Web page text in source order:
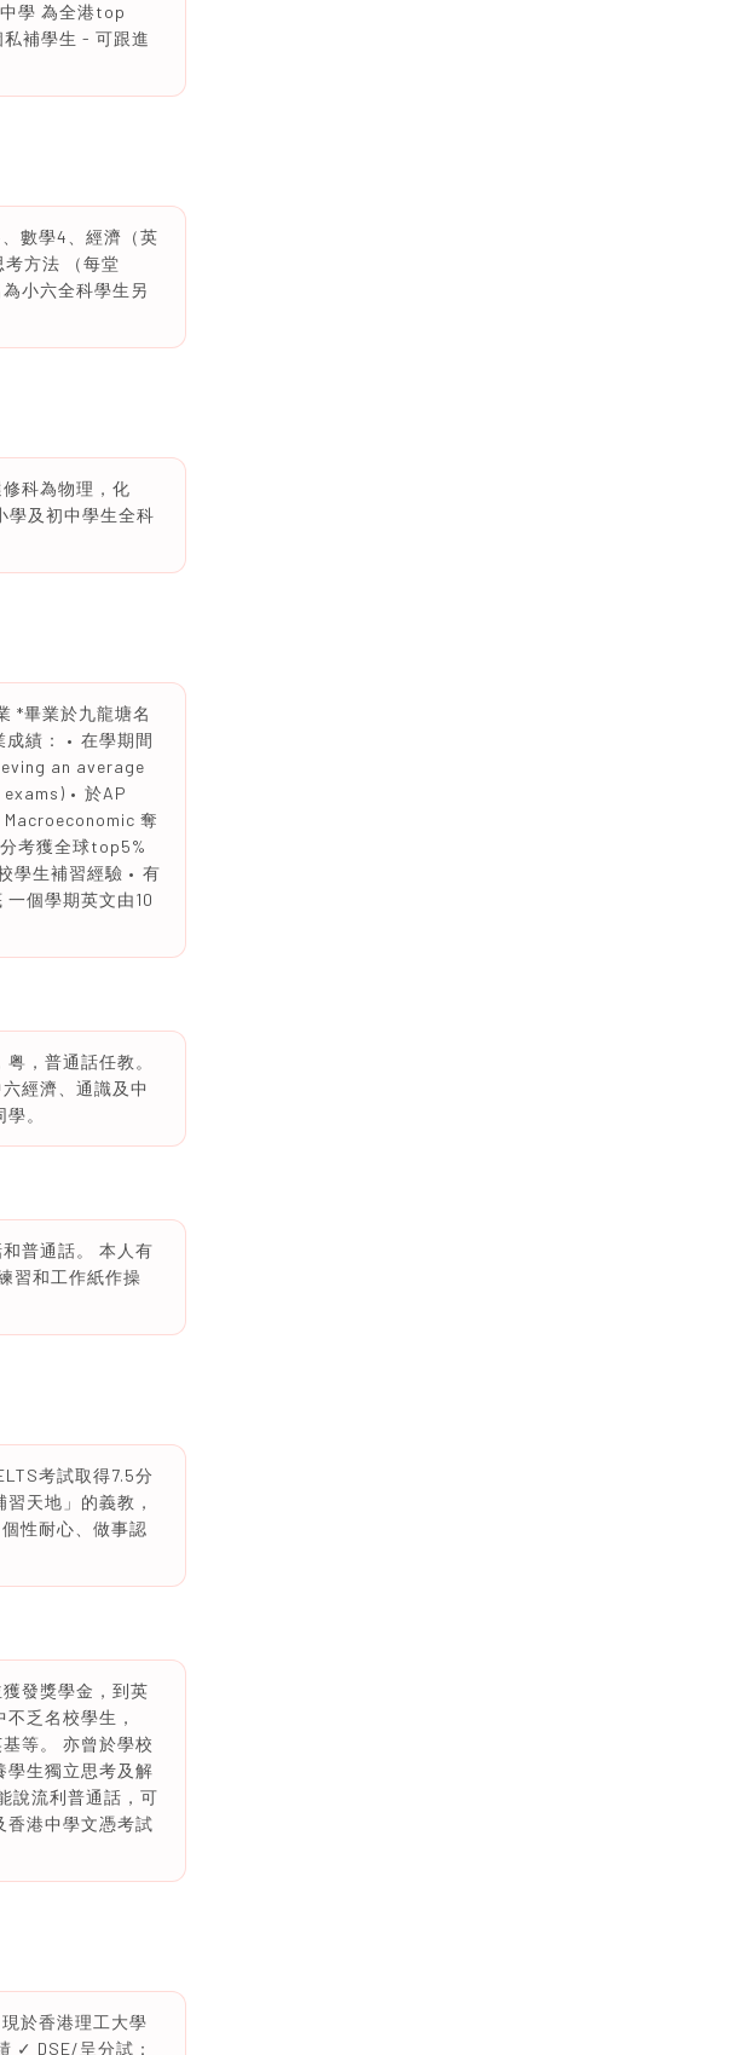
學 為全港top
補學生 - 可跟進
數學4、經濟（英
方法 （每堂
小六全科學生另
科為物理，化
學及初中學生全科
*畢業於九龍塘名
績： •⁠ ⁠在學期間
an average
•⁠ ⁠於AP
奪
考獲全球top5%
學生補習經驗 •⁠ ⁠有
個學期英文由10
，普通話任教。
經濟、通識及中
。
普通話。 本人有
習和工作紙作操
考試取得7.5分
天地」的義教，
性耐心、做事認
發獎學金，到英
乏名校學生，
等。 亦曾於學校
學生獨立思考及解
說流利普通話，可
香港中學文憑考試
於香港理工大學
✓ DSE/呈分試：